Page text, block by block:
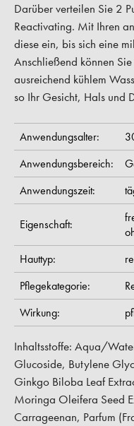
Darüber verteilen Sie 2
Reactivating. Mit Ihren
diese ein, bis sich eine
Anschließend können
ausreichend kühlem
so Ihr Gesicht, Hals und
Anwendungsalter:
Anwendungsbereich:
Anwendungszeit:
Eigenschaft:
Hauttyp:
Pflegekategorie:
Wirkung:
Inhaltsstoffe: Aqua/
Glucoside, Butylene
Ginkgo Biloba Leaf
Moringa Oleifera Seed
Carrageenan, Parfum